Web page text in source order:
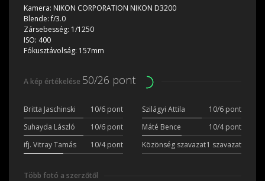
Kamera: NIKON CORPORATION NIKON D3200
Blende:f/3.0
Zársebesség: 1/1250
ISO: 400
Fókusztávolság: 157mm
A kép értékelése 50/26 pont
Britta Jaschinski 10/6 pont Szilágyi Attila
10/6 pont
Suhayda László
10/6 pont Máté Bence
10/4 pont
ifj. Vitray Tamás
10/4 pont Közönség szavazat1 szavazat
Több fotó a szerzőtől